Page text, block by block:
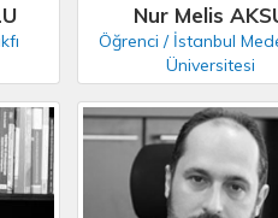
Nur Melis
Öğrenci / İstanbul
Üniversitesi